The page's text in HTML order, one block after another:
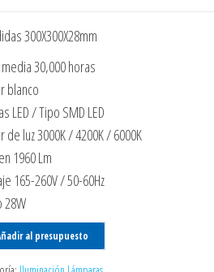
300X300X28mm
30,000 horas
blanco
LED / Tipo SMD LED
de luz 3000K / 4200K / 6000K
1960 Lm
165-260V / 50-60Hz
28W
al presupuesto